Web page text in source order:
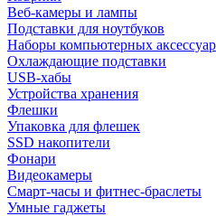
Веб-камеры и лампы
Подставки для ноутбуков
Наборы компьютерных
Охлаждающие подставки
USB-хабы
Устройства хранения
Флешки
Упаковка для флешек
SSD накопители
Фонари
Видеокамеры
Смарт-часы и фитнес-браслеты
Умные гаджеты